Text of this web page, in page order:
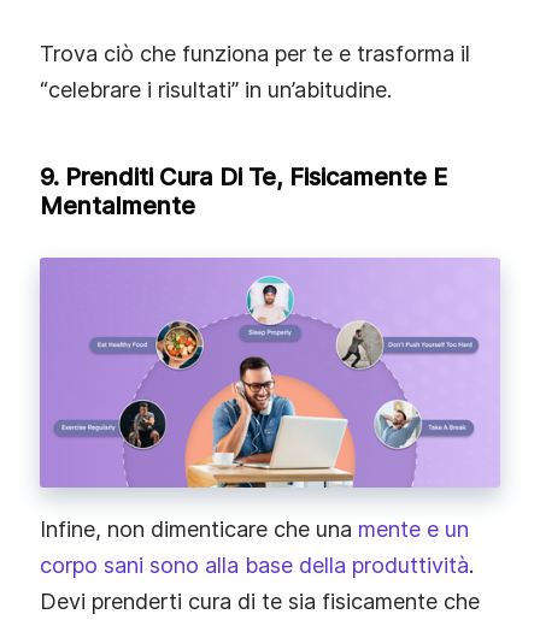
Trova ciò che funziona per te e trasforma il
“celebrare i risultati” in un’abitudine.
9. Prenditi Cura Di Te, Fisicamente E
Mentalmente
Infine, non dimenticare che una mente e un
corpo sani sono alla base della produttività.
Devi prenderti cura di te sia fisicamente che